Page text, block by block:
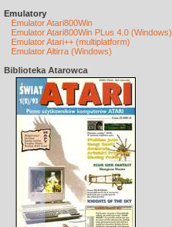
Emulatory
Emulator Atari800Win
Emulator Atari800Win PLus 4.0 (Windows)
Emulator Atari++ (multiplatform)
Emulator Altirra (Windows)
Biblioteka Atarowca